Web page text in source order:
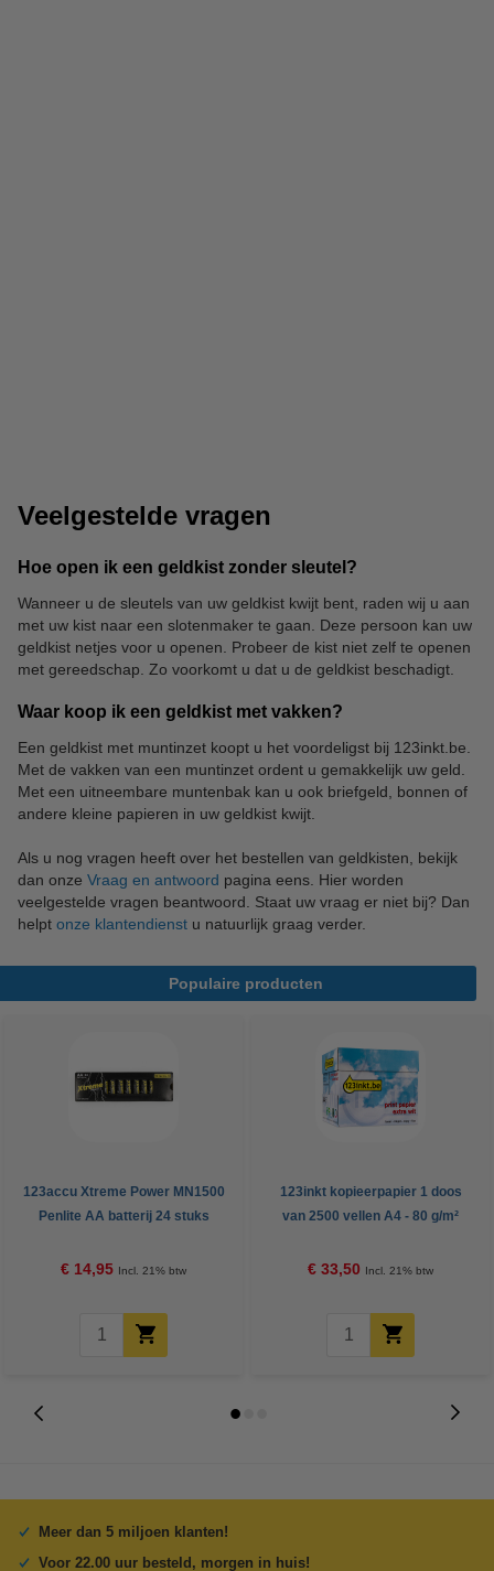
Portemonnees
Veelgestelde vragen
Hoe open ik een geldkist zonder sleutel?
Wanneer u de sleutels van uw geldkist kwijt bent, raden wij u aan
met uw kist naar een slotenmaker te gaan. Deze persoon kan uw
geldkist netjes voor u openen. Probeer de kist niet zelf te openen
met gereedschap. Zo voorkomt u dat u de geldkist beschadigt.
Waar koop ik een geldkist met vakken?
Een geldkist met muntinzet koopt u het voordeligst bij 123inkt.be.
Met de vakken van een muntinzet ordent u gemakkelijk uw geld.
Met een uitneembare muntenbak kan u ook briefgeld, bonnen of
andere kleine papieren in uw geldkist kwijt.
Als u nog vragen heeft over het bestellen van geldkisten, bekijk
dan onze Vraag en antwoord pagina eens. Hier worden
veelgestelde vragen beantwoord. Staat uw vraag er niet bij? Dan
helpt onze klantendienst u natuurlijk graag verder.
Populaire producten
123accu Xtreme Power MN1500
Penlite AA batterij 24 stuks
€ 14,95 Incl. 21% btw
123inkt kopieerpapier 1 doos
van 2500 vellen A4 - 80 g/m²
€ 33,50 Incl. 21% btw
Meer dan 5 miljoen klanten!
Voor 22.00 uur besteld, morgen in huis!